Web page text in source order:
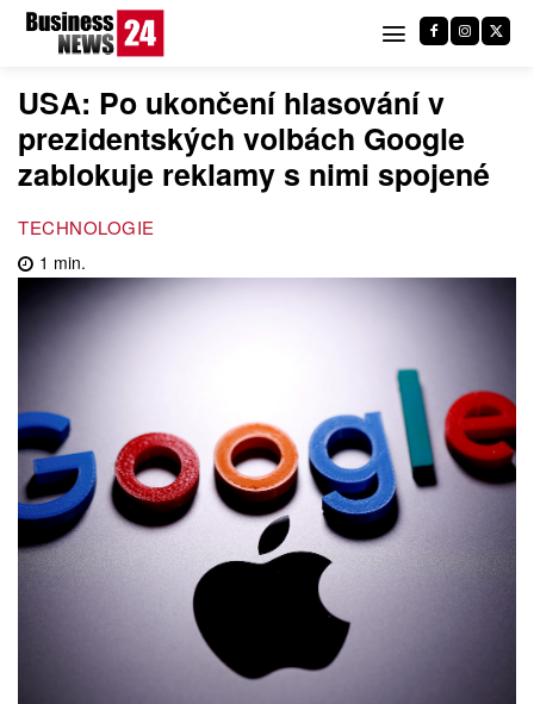
USA: Po ukončení hlasování v
prezidentských volbách Google
zablokuje reklamy s nimi spojené
TECHNOLOGIE
1 min.